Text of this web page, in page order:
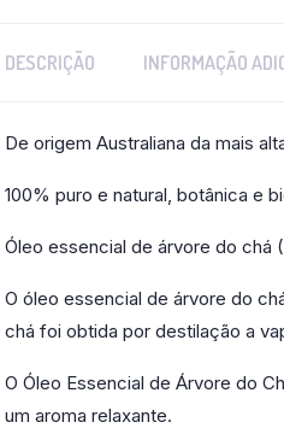
DESCRIÇÃO INFORMAÇÃO
De origem Australiana da mais
100% puro e natural, botânica e
Óleo essencial de árvore do chá
O óleo essencial de árvore do
chá foi obtida por destilação a
O Óleo Essencial de Árvore do
um aroma relaxante.